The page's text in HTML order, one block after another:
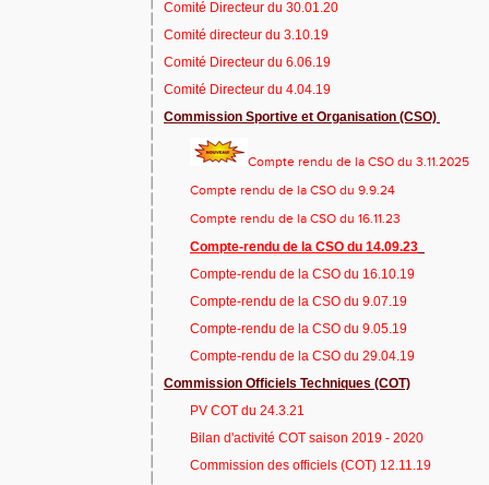
Comité Directeur du 30.01.20
Comité directeur du 3.10.19
Comité Directeur du 6.06.19
Comité Directeur du 4.04.19
Commission Sportive et Organisation (CSO)
Compte rendu de la CSO du 3.11.2025
Compte rendu de la CSO du 9.9.24
Compte rendu de la CSO du 16.11.23
Compte-rendu de la CSO du 14.09.23
Compte-rendu de la CSO du 16.10.19
Compte-rendu de la CSO du 9.07.19
Compte-rendu de la CSO du 9.05.19
Compte-rendu de la CSO du 29.04.19
Commission Officiels Techniques (COT)
PV COT du 24.3.21
Bilan d'activité COT saison 2019 - 2020
Commission des officiels (COT) 12.11.19